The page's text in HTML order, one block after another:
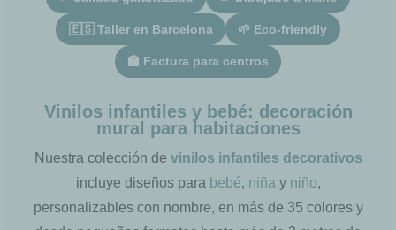
🇪🇸 Taller en Barcelona 🌱 Eco-friendly
🏫 Factura para centros
Vinilos infantiles y bebé: decoración
mural para habitaciones
Nuestra colección de vinilos infantiles decorativos
incluye diseños para bebé, niña y niño,
personalizables con nombre, en más de 35 colores y